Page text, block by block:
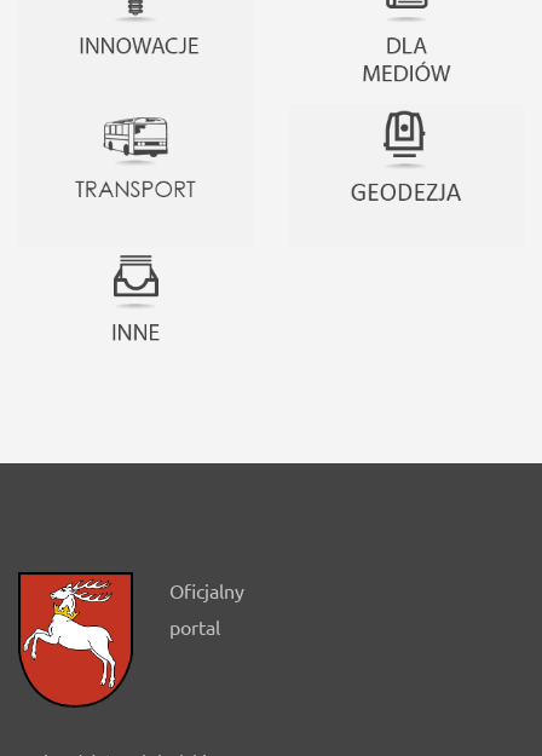
Oficjalny
portal